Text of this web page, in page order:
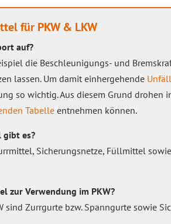
für PKW & LKW
auf?
die Beschleunigungs- und
lassen. Um damit einhergehende
so wichtig. Aus diesem Grund drohen
Tabelle entnehmen können.
gibt es?
Sicherungsnetze, Füllmittel
zur Verwendung im PKW?
sind Zurrgurte bzw. Spanngurte sowie